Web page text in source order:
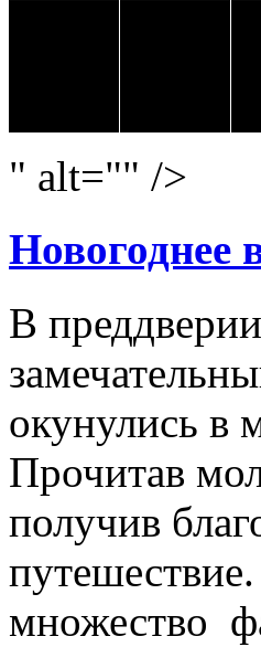
" alt="" />
Новогоднее
В
окунулись в
Прочитав
получив
множество